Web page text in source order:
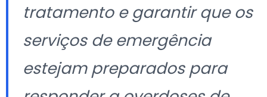
tratamento e garantir que os
serviços de emergência
estejam preparados para